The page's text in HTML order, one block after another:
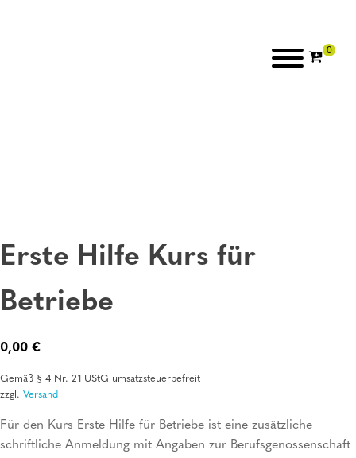
Erste Hilfe Kurs für
Betriebe
0,00 €
Gemäß § 4 Nr. 21 UStG umsatzsteuerbefreit
zzgl. Versand
Für den Kurs Erste Hilfe für Betriebe ist eine zusätzliche
schriftliche Anmeldung mit Angaben zur Berufsgenossenschaft